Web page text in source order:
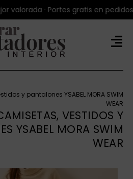
· Portes gratis en pedidos
y pantalones YSABEL MORA SWIM
WEAR
VESTIDOS Y
YSABEL MORA SWIM
WEAR